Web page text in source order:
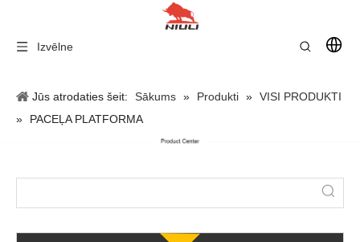
Izvēlne
Jūs atrodaties šeit: Sākums » Produkti » VISI PRODUKTI
»
PACEĻA PLATFORMA